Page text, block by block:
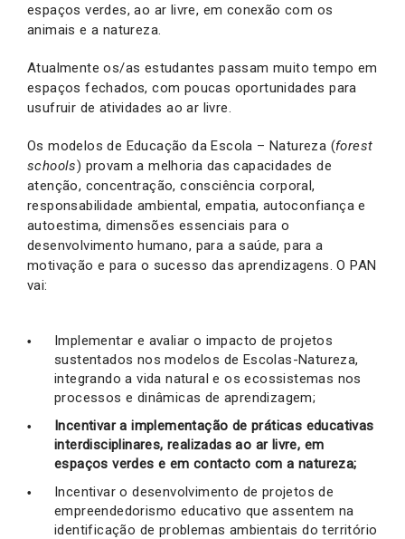
espaços verdes, ao ar livre, em conexão com os
animais e a natureza.
Atualmente os/as estudantes passam muito tempo em
espaços fechados, com poucas oportunidades para
usufruir de atividades ao ar livre.
Os modelos de Educação da Escola – Natureza (forest
schools) provam a melhoria das capacidades de
atenção, concentração, consciência corporal,
responsabilidade ambiental, empatia, autoconfiança e
autoestima, dimensões essenciais para o
desenvolvimento humano, para a saúde, para a
motivação e para o sucesso das aprendizagens. O PAN
vai:
Implementar e avaliar o impacto de projetos
sustentados nos modelos de Escolas-Natureza,
integrando a vida natural e os ecossistemas nos
processos e dinâmicas de aprendizagem;
Incentivar a implementação de práticas educativas
interdisciplinares, realizadas ao ar livre, em
espaços verdes e em contacto com a natureza;
Incentivar o desenvolvimento de projetos de
empreendedorismo educativo que assentem na
identificação de problemas ambientais do território